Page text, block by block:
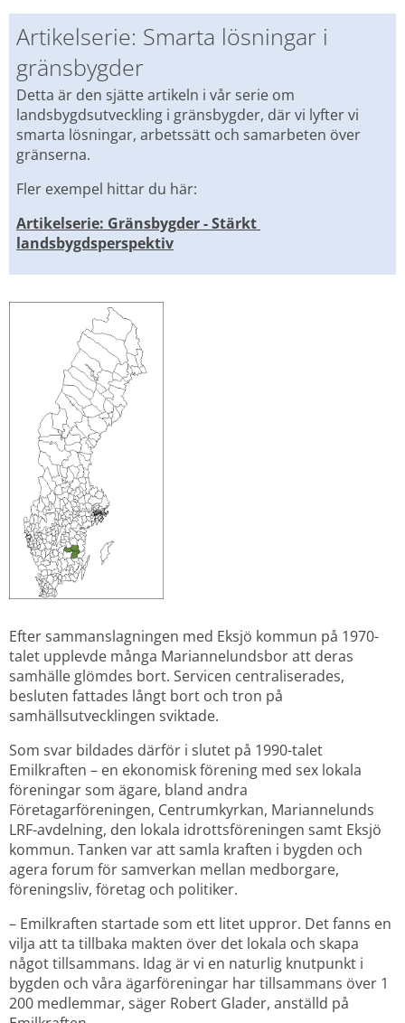
Artikelserie: Smarta lösningar i
gränsbygder
Detta är den sjätte artikeln i vår serie om
landsbygdsutveckling i gränsbygder, där vi lyfter vi
smarta lösningar, arbetssätt och samarbeten över
gränserna.
Fler exempel hittar du här:
Artikelserie: Gränsbygder - Stärkt
landsbygdsperspektiv
Efter sammanslagningen med Eksjö kommun på 1970-
talet upplevde många Mariannelundsbor att deras
samhälle glömdes bort. Servicen centraliserades,
besluten fattades långt bort och tron på
samhällsutvecklingen sviktade.
Som svar bildades därför i slutet på 1990-talet
Emilkraften – en ekonomisk förening med sex lokala
föreningar som ägare, bland andra
Företagarföreningen, Centrumkyrkan, Mariannelunds
LRF-avdelning, den lokala idrottsföreningen samt Eksjö
kommun. Tanken var att samla kraften i bygden och
agera forum för samverkan mellan medborgare,
föreningsliv, företag och politiker.
– Emilkraften startade som ett litet uppror. Det fanns en
vilja att ta tillbaka makten över det lokala och skapa
något tillsammans. Idag är vi en naturlig knutpunkt i
bygden och våra ägarföreningar har tillsammans över 1
200 medlemmar, säger Robert Glader, anställd på